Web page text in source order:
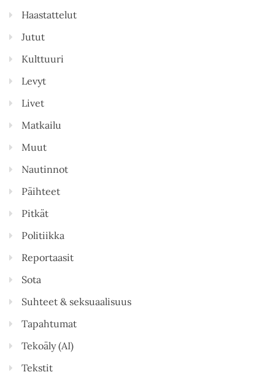
Haastattelut
Jutut
Kulttuuri
Levyt
Livet
Matkailu
Muut
Nautinnot
Päihteet
Pitkät
Politiikka
Reportaasit
Sota
Suhteet & seksuaalisuus
Tapahtumat
Tekoäly (AI)
Tekstit